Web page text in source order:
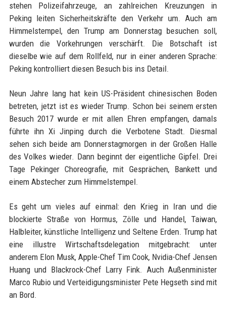
stehen Polizeifahrzeuge, an zahlreichen Kreuzungen in
Peking leiten Sicherheitskräfte den Verkehr um. Auch am
Himmelstempel, den Trump am Donnerstag besuchen soll,
wurden die Vorkehrungen verschärft. Die Botschaft ist
dieselbe wie auf dem Rollfeld, nur in einer anderen Sprache:
Peking kontrolliert diesen Besuch bis ins Detail.
Neun Jahre lang hat kein US-Präsident chinesischen Boden
betreten, jetzt ist es wieder Trump. Schon bei seinem ersten
Besuch 2017 wurde er mit allen Ehren empfangen, damals
führte ihn Xi Jinping durch die Verbotene Stadt. Diesmal
sehen sich beide am Donnerstagmorgen in der Großen Halle
des Volkes wieder. Dann beginnt der eigentliche Gipfel. Drei
Tage Pekinger Choreografie, mit Gesprächen, Bankett und
einem Abstecher zum Himmelstempel.
Es geht um vieles auf einmal: den Krieg in Iran und die
blockierte Straße von Hormus, Zölle und Handel, Taiwan,
Halbleiter, künstliche Intelligenz und Seltene Erden. Trump hat
eine illustre Wirtschaftsdelegation mitgebracht: unter
anderem Elon Musk, Apple-Chef Tim Cook, Nvidia-Chef Jensen
Huang und Blackrock-Chef Larry Fink. Auch Außenminister
Marco Rubio und Verteidigungsminister Pete Hegseth sind mit
an Bord.